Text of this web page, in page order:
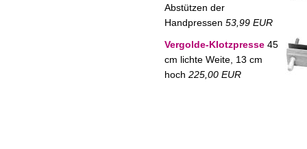
Abstützen der
Handpressen 53,99 EUR
Vergolde-Klotzpresse 45
cm lichte Weite, 13 cm
hoch 225,00 EUR